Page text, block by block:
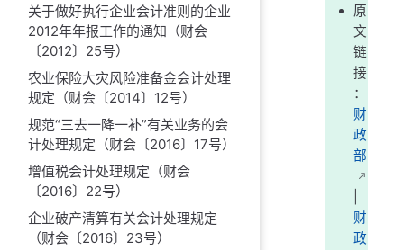
关于做好执行企业会计准则的企业
2012年年报工作的通知（财会
〔2012〕25号）
农业保险大灾风险准备金会计处理
规定（财会〔2014〕12号）
规范“三去一降一补”有关业务的会
计处理规定（财会〔2016〕17号）
增值税会计处理规定（财会
〔2016〕22号）
企业破产清算有关会计处理规定
（财会〔2016〕23号）
原
文
链
接
：
财
政
部
财
政